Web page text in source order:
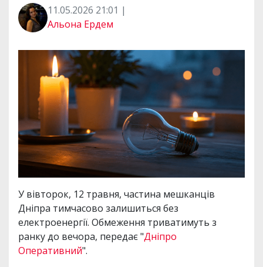
11.05.2026 21:01 |
Альона Ердем
У вівторок, 12 травня, частина мешканців
Дніпра тимчасово залишиться без
електроенергії. Обмеження триватимуть з
ранку до вечора, передає "Дніпро
Оперативний".